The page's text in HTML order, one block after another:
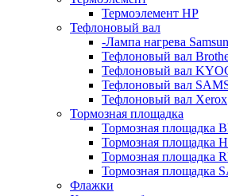
Термоэлемент НР
Тефлоновый вал
-Лампа нагрева
Тефлоновый вал
Тефлоновый вал
Тефлоновый вал
Тефлоновый вал Xerox
Тормозная площадка
Тормозная площадка
Тормозная площадка
Тормозная площадка
Тормозная площадка
Флажки